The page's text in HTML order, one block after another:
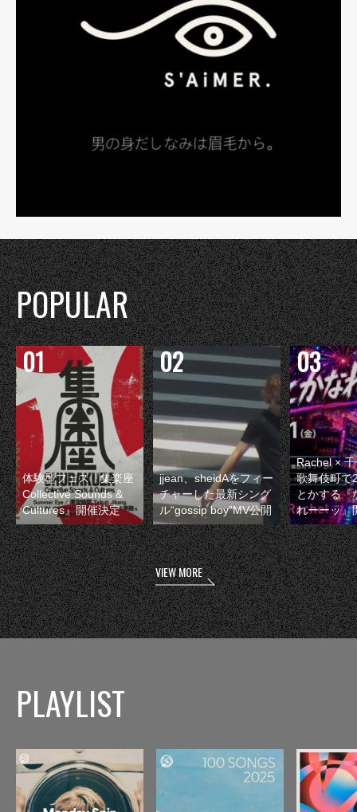
POPULAR
体験型フェス『集楽座
Collective Sounds &
Cultures』開催決定
jjean、sheidAをフィー
チャーした最新シング
ル“gossip boy”MV公開
Rachel ×
歌舞伎町で
とかする『
れーーッ』
VIEW MORE
PLAYLIST